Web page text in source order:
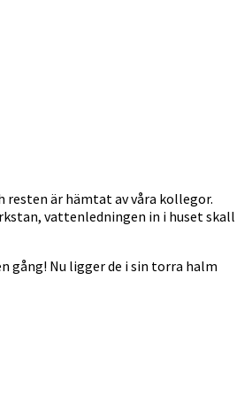
resten är hämtat av våra kollegor.
vattenledningen in i huset skall
gång! Nu ligger de i sin torra halm